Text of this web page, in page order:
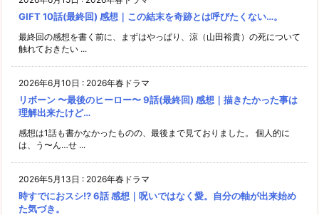
GIFT 10話(最終回) 感想｜この結末を奇跡とは呼びたくない…。
最終回の感想を書く前に、まずはやっぱり、涼（山田裕貴）の死について
触れておきたい ...
2026年6月10日 : 2026年春ドラマ
リボーン 〜最後のヒーロー〜 9話(最終回) 感想｜描きたかった事は
理解出来たけど…
感想は1話も書かなかったものの、最後まで見ておりました。 個人的に
は、う〜ん…せ ...
2026年5月13日 : 2026年春ドラマ
時すでにおスシ!? 6話 感想｜呪いではなく愛。自分の軸が出来始め
た気づき。